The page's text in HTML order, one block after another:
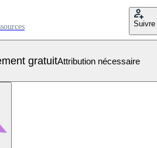
Suivre
gratuitAttribution nécessaire